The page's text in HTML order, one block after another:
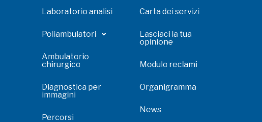
Laboratorio analisi
Poliambulatori
Ambulatorio
chirurgico
Diagnostica per
immagini
Percorsi
Carta dei servizi
Lasciaci la tua
opinione
Modulo reclami
Organigramma
News